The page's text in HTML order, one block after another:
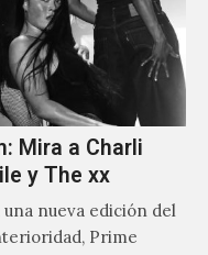
Mira a Charli
y The xx
nueva edición del
Prime